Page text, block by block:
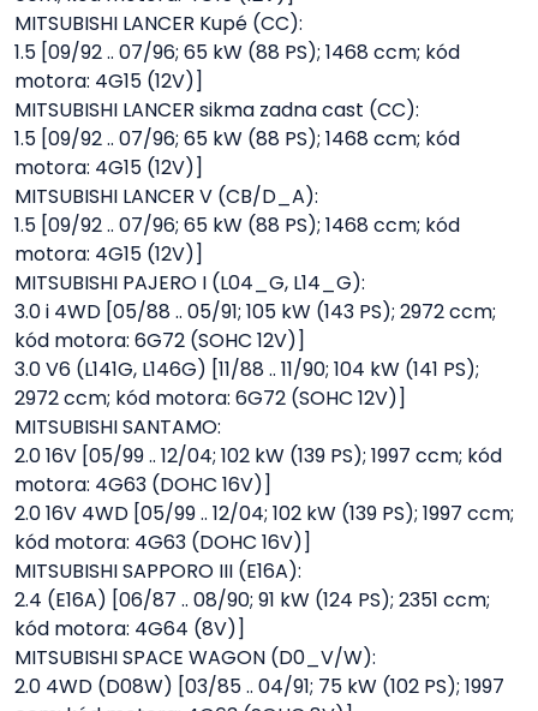
MITSUBISHI LANCER Kupé (CC):
1.5 [09/92 .. 07/96; 65 kW (88 PS); 1468 ccm; kód
motora: 4G15 (12V)]
MITSUBISHI LANCER sikma zadna cast (CC):
1.5 [09/92 .. 07/96; 65 kW (88 PS); 1468 ccm; kód
motora: 4G15 (12V)]
MITSUBISHI LANCER V (CB/D_A):
1.5 [09/92 .. 07/96; 65 kW (88 PS); 1468 ccm; kód
motora: 4G15 (12V)]
MITSUBISHI PAJERO I (L04_G, L14_G):
3.0 i 4WD [05/88 .. 05/91; 105 kW (143 PS); 2972 ccm;
kód motora: 6G72 (SOHC 12V)]
3.0 V6 (L141G, L146G) [11/88 .. 11/90; 104 kW (141 PS);
2972 ccm; kód motora: 6G72 (SOHC 12V)]
MITSUBISHI SANTAMO:
2.0 16V [05/99 .. 12/04; 102 kW (139 PS); 1997 ccm; kód
motora: 4G63 (DOHC 16V)]
2.0 16V 4WD [05/99 .. 12/04; 102 kW (139 PS); 1997 ccm;
kód motora: 4G63 (DOHC 16V)]
MITSUBISHI SAPPORO III (E16A):
2.4 (E16A) [06/87 .. 08/90; 91 kW (124 PS); 2351 ccm;
kód motora: 4G64 (8V)]
MITSUBISHI SPACE WAGON (D0_V/W):
2.0 4WD (D08W) [03/85 .. 04/91; 75 kW (102 PS); 1997